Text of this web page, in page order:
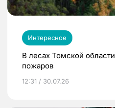
Интересное
В лесах Томской
пожаров
12:31 / 30.07.26